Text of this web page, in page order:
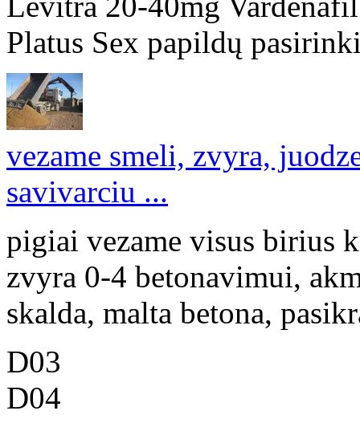
Platus Sex papildų
vezame smeli, zvyra,
savivarciu ...
pigiai vezame visus birius
zvyra 0-4 betonavimui,
skalda, malta betona,
D03
D04